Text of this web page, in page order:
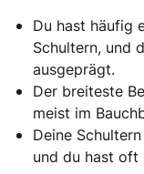
Du hast häufig
Schultern, und
ausgeprägt.
Der breiteste
meist im
Deine
und du hast oft